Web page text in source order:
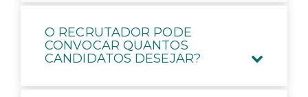
O RECRUTADOR PODE
CONVOCAR QUANTOS
CANDIDATOS DESEJAR?